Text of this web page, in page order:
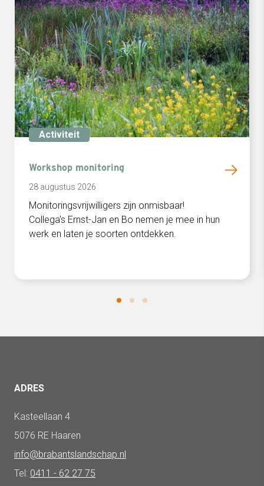
Activiteit
Workshop monitoring
28 augustus 2026
Monitoringsvrijwilligers zijn onmisbaar!
Collega's Ernst-Jan en Bo nemen je mee in hun
werk en laten je soorten ontdekken.
ADRES
Kasteellaan 4
5076 RE Haaren
info@brabantslandschap.nl
Tel: 0411 - 62 27 75